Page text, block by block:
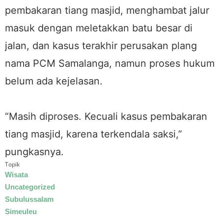
pembakaran tiang masjid, menghambat jalur
masuk dengan meletakkan batu besar di
jalan, dan kasus terakhir perusakan plang
nama PCM Samalanga, namun proses hukum
belum ada kejelasan.
“Masih diproses. Kecuali kasus pembakaran
tiang masjid, karena terkendala saksi,”
pungkasnya.
Topik
Wisata
Uncategorized
Subulussalam
Simeuleu